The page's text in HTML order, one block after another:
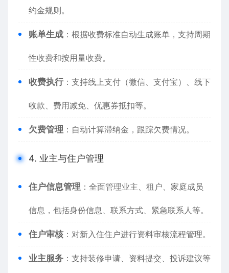
约金规则。
账单生成 ：根据收费标准自动生成账单，支持周期
性收费和按用量收费。
收费执行：支持线上支付（微信、支付宝）、线下
收款、费用减免、优惠券抵扣等。
欠费管理 ：自动计算滞纳金，跟踪欠费情况。
4. 业主与住户管理
住户信息管理 ：全面管理业主、租户、家庭成员
信息，包括身份信息、联系方式、紧急联系人等。
住户审核：对新入住住户进行资料审核流程管理。
业主服务 ：支持装修申请、资料提交、投诉建议等